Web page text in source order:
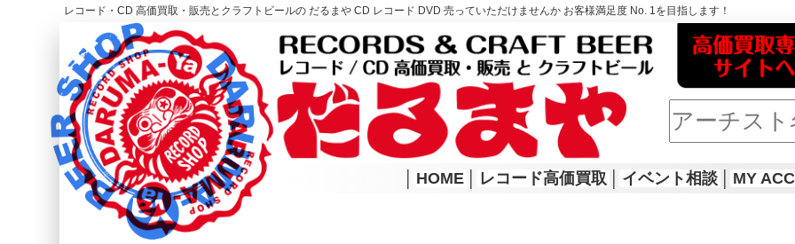
レコード・CD 高価買取・販売とクラフトビールの だるまや CD レコード DVD 売っていただけませんか お客様満足度 No. 1を目指します！
レコード高価買取はこちら
HOME
HOME レコード高価買取 イベント相談 MY